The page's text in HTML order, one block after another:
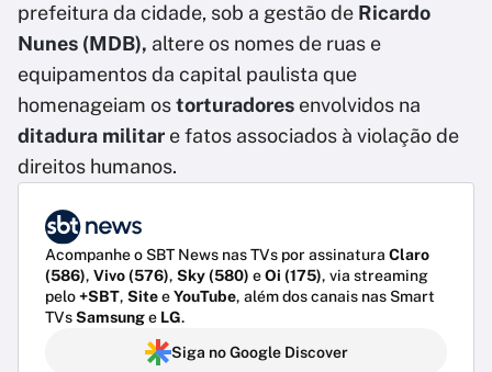
prefeitura da cidade, sob a gestão de Ricardo
Nunes (MDB), altere os nomes de ruas e
equipamentos da capital paulista que
homenageiam ostorturadores envolvidos na
ditadura militar e fatos associados à violação de
direitos humanos.
Acompanhe o SBT News nas TVs por assinatura Claro
(586), Vivo (576), Sky (580) eOi (175), via streaming
pelo+SBT, SiteeYouTube, além dos canais nas Smart
TVsSamsunge LG.
Siga no Google Discover